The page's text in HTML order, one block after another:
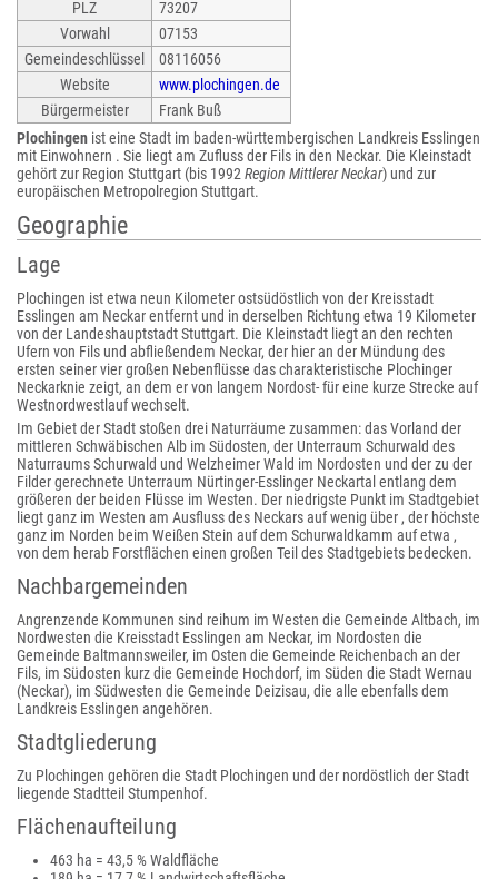
PLZ
73207
Vorwahl
07153
Gemeindeschlüssel
08116056
Website
www.plochingen.de
Bürgermeister
Frank Buß
Plochingen ist eine Stadt im baden-württembergischen Landkreis Esslingen
mit Einwohnern . Sie liegt am Zufluss der Fils in den Neckar. Die Kleinstadt
gehört zur Region Stuttgart (bis 1992 Region Mittlerer Neckar) und zur
europäischen Metropolregion Stuttgart.
Geographie
Lage
Plochingen ist etwa neun Kilometer ostsüdöstlich von der Kreisstadt
Esslingen am Neckar entfernt und in derselben Richtung etwa 19 Kilometer
von der Landeshauptstadt Stuttgart. Die Kleinstadt liegt an den rechten
Ufern von Fils und abfließendem Neckar, der hier an der Mündung des
ersten seiner vier großen Nebenflüsse das charakteristische Plochinger
Neckarknie zeigt, an dem er von langem Nordost- für eine kurze Strecke auf
Westnordwestlauf wechselt.
Im Gebiet der Stadt stoßen drei Naturräume zusammen: das Vorland der
mittleren Schwäbischen Alb im Südosten, der Unterraum Schurwald des
Naturraums Schurwald und Welzheimer Wald im Nordosten und der zu der
Filder gerechnete Unterraum Nürtinger-Esslinger Neckartal entlang dem
größeren der beiden Flüsse im Westen. Der niedrigste Punkt im Stadtgebiet
liegt ganz im Westen am Ausfluss des Neckars auf wenig über , der höchste
ganz im Norden beim Weißen Stein auf dem Schurwaldkamm auf etwa ,
von dem herab Forstflächen einen großen Teil des Stadtgebiets bedecken.
Nachbargemeinden
Angrenzende Kommunen sind reihum im Westen die Gemeinde Altbach, im
Nordwesten die Kreisstadt Esslingen am Neckar, im Nordosten die
Gemeinde Baltmannsweiler, im Osten die Gemeinde Reichenbach an der
Fils, im Südosten kurz die Gemeinde Hochdorf, im Süden die Stadt Wernau
(Neckar), im Südwesten die Gemeinde Deizisau, die alle ebenfalls dem
Landkreis Esslingen angehören.
Stadtgliederung
Zu Plochingen gehören die Stadt Plochingen und der nordöstlich der Stadt
liegende Stadtteil Stumpenhof.
Flächenaufteilung
463 ha = 43,5 % Waldfläche